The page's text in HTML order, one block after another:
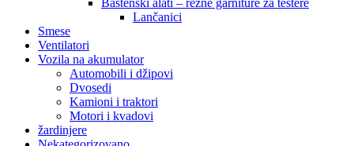
Baštenski alati – rezne garniture za testere
Lančanici
Smese
Ventilatori
Vozila na akumulator
Automobili i džipovi
Dvosedi
Kamioni i traktori
Motori i kvadovi
žardinjere